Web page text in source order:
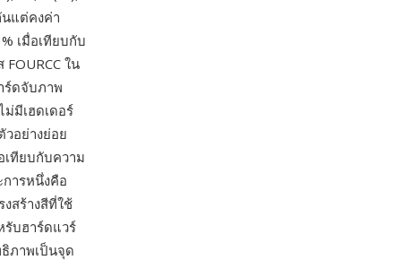
แต่คงค่า
เมื่อเทียบกับ
ใน
ร์ดจับภาพ
มีเฮดเดอร์
อย่างย่อย
เทียบกับความ
การหนึ่งคือ
สร้างสีที่ใช้
รับฮาร์ดแวร์
ภาพเป็นจุด